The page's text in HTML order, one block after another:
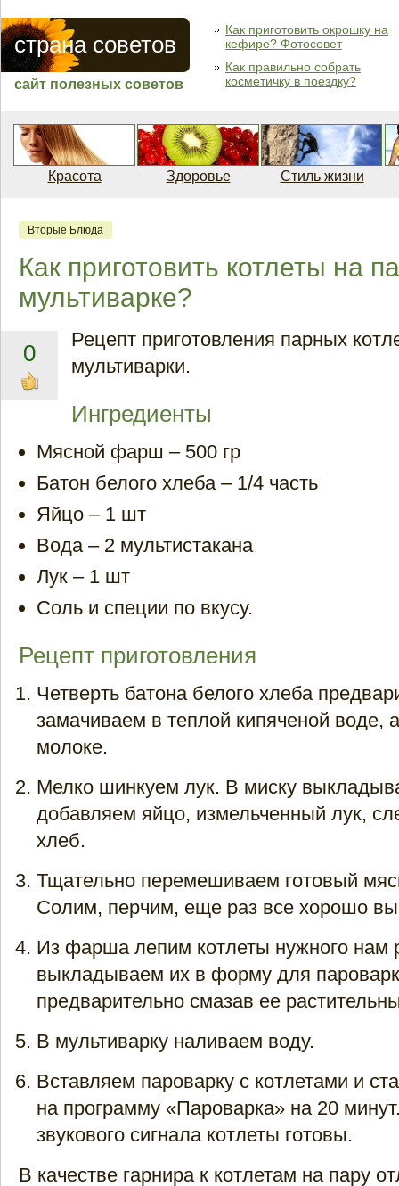
страна советов
сайт полезных советов
Как приготовить окрошку на
кефире? Фотосовет
Как правильно собрать
косметичку в поездку?
Красота Здоровье Стиль жизни
Вторые Блюда
Как приготовить котлеты на
мультиварке?
0
Рецепт приготовления парных
мультиварки.
Ингредиенты
Мясной фарш – 500 гр
Батон белого хлеба – 1/4 часть
Яйцо – 1 шт
Вода – 2 мультистакана
Лук – 1 шт
Соль и специи по вкусу.
Рецепт приготовления
Четверть батона белого хлеба
замачиваем в теплой кипяченой воде,
молоке.
Мелко шинкуем лук. В миску
добавляем яйцо, измельченный лук,
хлеб.
Тщательно перемешиваем готовый
Солим, перчим, еще раз все хорошо
Из фарша лепим котлеты нужного нам
выкладываем их в форму для
предварительно смазав ее
В мультиварку наливаем воду.
Вставляем пароварку с котлетами и
на программу «Пароварка» на 20
звукового сигнала котлеты готовы.
В качестве гарнира к котлетам на пару